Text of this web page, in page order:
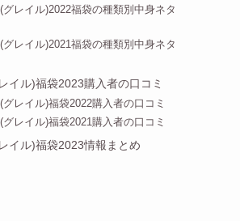
グレイル)2022福袋の種類別中身ネタ
グレイル)2021福袋の種類別中身ネタ
イル)福袋2023購入者の口コミ
グレイル)福袋2022購入者の口コミ
グレイル)福袋2021購入者の口コミ
イル)福袋2023情報まとめ